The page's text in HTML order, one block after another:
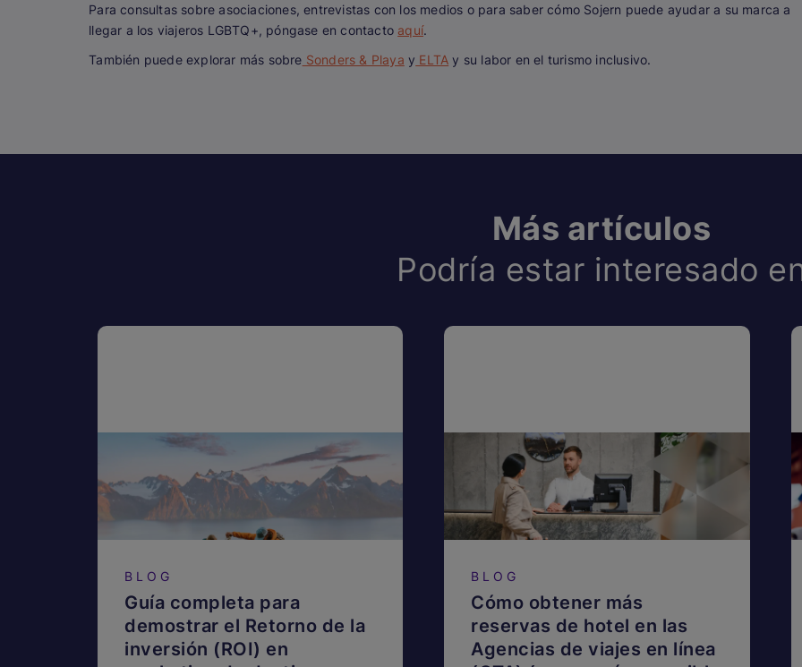
Para consultas sobre asociaciones, entrevistas con los medios o para saber cómo Sojern puede ayudar a su marca a
llegar a los viajeros LGBTQ+, póngase en contacto aquí.
También puede explorar más sobre Sonders & Playa y ELTA y su labor en el turismo inclusivo.
Más artículos
Podría estar interesado
BLOG
Guía completa para
demostrar el Retorno de la
inversión (ROI) en
BLOG
Cómo obtener más
reservas de hotel en las
Agencias de viajes en línea